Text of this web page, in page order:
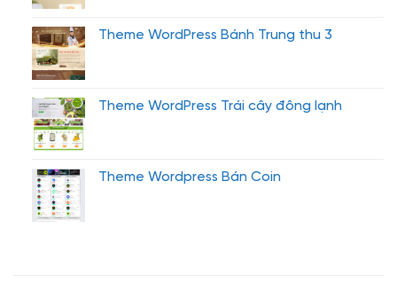
Theme WordPress Bánh Trung thu 3
Theme WordPress Trái cây đông lạnh
Theme Wordpress Bán Coin